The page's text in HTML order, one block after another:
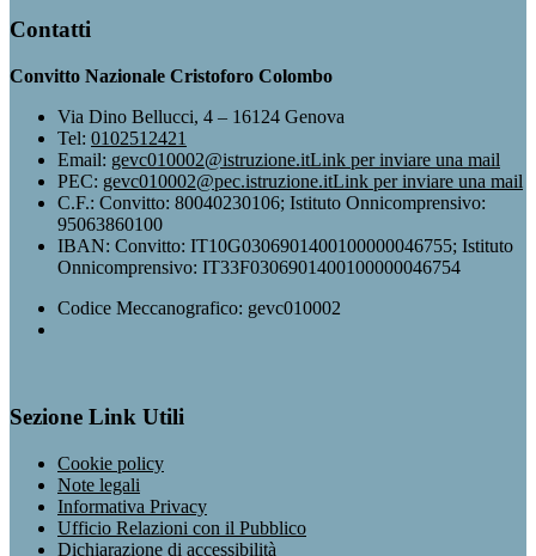
Contatti
Convitto Nazionale Cristoforo Colombo
Via Dino Bellucci, 4 – 16124 Genova
Tel: 0102512421
Email: gevc010002@istruzione.itLink per inviare una mail
PEC: gevc010002@pec.istruzione.itLink per inviare una mail
C.F.: Convitto: 80040230106; Istituto Onnicomprensivo:
95063860100
IBAN: Convitto: IT10G0306901400100000046755; Istituto
Onnicomprensivo: IT33F0306901400100000046754
Codice Meccanografico: gevc010002
Sezione Link Utili
Cookie policy
Note legali
Informativa Privacy
Ufficio Relazioni con il Pubblico
Dichiarazione di accessibilità